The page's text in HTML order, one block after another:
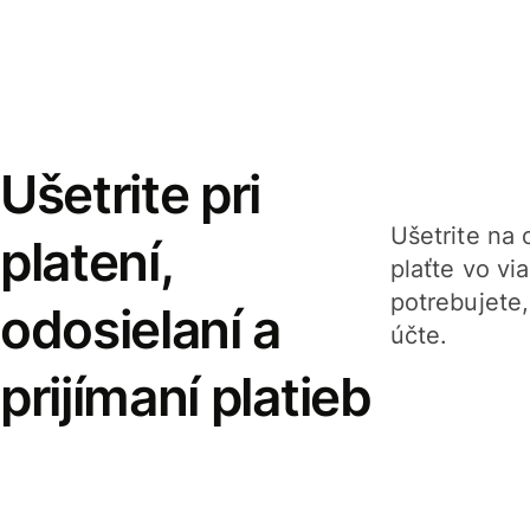
Ušetrite pri
platení,
odosielaní a
prijímaní platieb
Ušetrite na
plaťte vo
účte.